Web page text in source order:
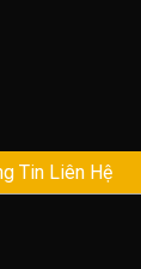
Tin Liên Hệ